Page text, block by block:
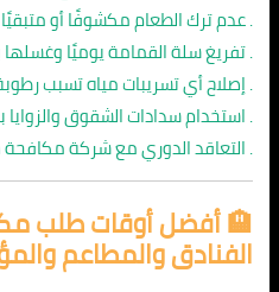
. عدم ترك الطعام مكشوفًا أو
. تفريغ سلة القمامة يوميًا وغسلها
. إصلاح أي تسريبات مياه تسبب
. استخدام سدادات الشقوق والزوايا
. التعاقد الدوري مع شركة
🏨 أفضل أوقات طلب
الفنادق والمطاعم